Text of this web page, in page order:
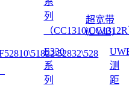
列
（
E330
系
列
超宽带
(UWB)
测
距